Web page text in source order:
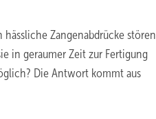
Zangenabdrücke stören
in geraumer Zeit zur Fertigung
Die Antwort kommt aus